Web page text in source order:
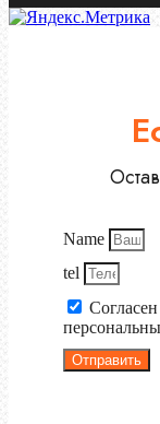
Name
tel
Отправить